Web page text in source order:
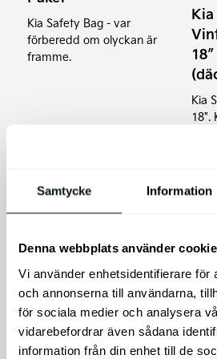
Samtycke Information
Denna webbplats använder
Vi använder enhetsidentifierare för
och annonserna till användarna,
för sociala medier och analysera
vidarebefordrar även sådana
information från din enhet till de
Kia Safety Bag - var
förberedd om olyckan är
framme.
Lägg till i varukorg
18″
Kia
18".
kan
på